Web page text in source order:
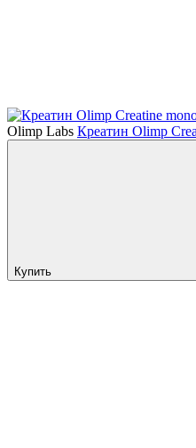
Olimp Labs Креатин Olimp
Купить